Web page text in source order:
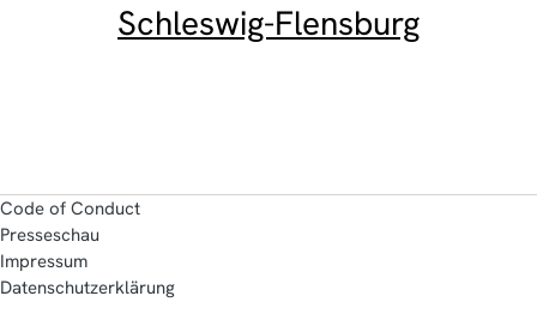
Schleswig-Flensburg
Code of Conduct
Presseschau
Impressum
Datenschutzerklärung